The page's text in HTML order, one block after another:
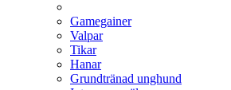
Gamegainer
Valpar
Tikar
Hanar
Grundtränad unghund